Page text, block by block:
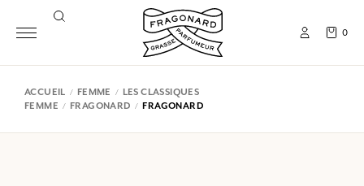
0
ACCUEIL FEMME
LES CLASSIQUES
FEMME
FRAGONARD FRAGONARD